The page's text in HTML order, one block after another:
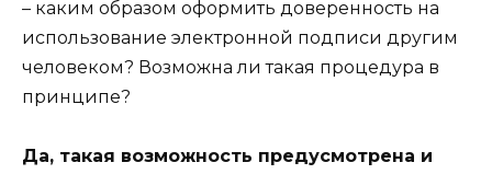
– каким образом оформить доверенность на
использование электронной подписи другим
человеком? Возможна ли такая процедура в
принципе?
Да, такая возможность предусмотрена и